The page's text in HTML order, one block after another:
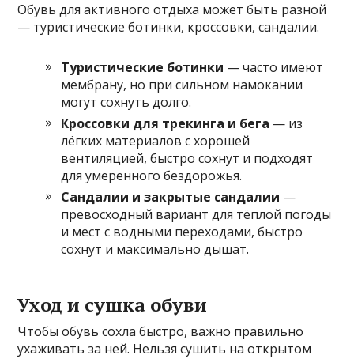
Обувь для активного отдыха может быть разной
— туристические ботинки, кроссовки, сандалии.
Туристические ботинки — часто имеют
мембрану, но при сильном намокании
могут сохнуть долго.
Кроссовки для трекинга и бега — из
лёгких материалов с хорошей
вентиляцией, быстро сохнут и подходят
для умеренного бездорожья.
Сандалии и закрытые сандалии —
превосходный вариант для тёплой погоды
и мест с водными переходами, быстро
сохнут и максимально дышат.
Уход и сушка обуви
Чтобы обувь сохла быстро, важно правильно
ухаживать за ней. Нельзя сушить на открытом